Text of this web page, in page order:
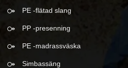
PE -flätad slang
PP -presenning
PE -madrassväska
Simbassäng